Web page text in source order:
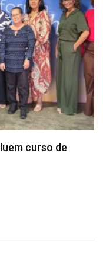
curso de